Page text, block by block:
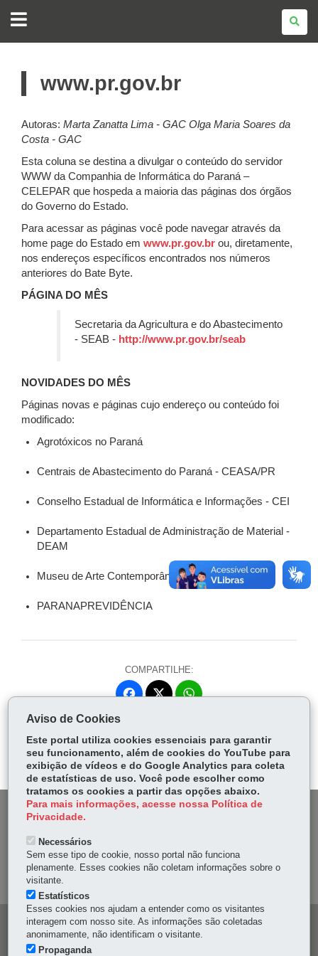
www.pr.gov.br
Autoras: Marta Zanatta Lima - GAC Olga Maria Soares da
Costa - GAC
Esta coluna se destina a divulgar o conteúdo do servidor
WWW da Companhia de Informática do Paraná –
CELEPAR que hospeda a maioria das páginas dos órgãos
do Governo do Estado.
Para acessar as páginas você pode navegar através da
home page do Estado em www.pr.gov.br ou, diretamente,
nos endereços específicos encontrados nos números
anteriores do Bate Byte.
PÁGINA DO MÊS
Secretaria da Agricultura e do Abastecimento
- SEAB - http://www.pr.gov.br/seab
NOVIDADES DO MÊS
Páginas novas e páginas cujo endereço ou conteúdo foi
modificado:
Agrotóxicos no Paraná
Centrais de Abastecimento do Paraná - CEASA/PR
Conselho Estadual de Informática e Informações - CEI
Departamento Estadual de Administração de Material -
DEAM
Museu de Arte Contemporânea - MAC
PARANAPREVIDÊNCIA
COMPARTILHE:
Fa
ok
itt
er
W
Ap
p
DENUNCIE CORRUPÇÃO
OUVIDORIA
Navegação
Aviso de Cookies
Este portal utiliza cookies essenciais para garantir
seu funcionamento, além de cookies do YouTube para
exibição de vídeos e do Google Analytics para coleta
de estatísticas de uso. Você pode escolher como
tratamos os cookies a partir das opções abaixo.
Para mais informações, acesse nossa Política de
Privacidade.
Necessários
Sem esse tipo de cookie, nosso portal não funciona
plenamente. Esses cookies não coletam informações sobre o
visitante.
Estatísticos
Esses cookies nos ajudam a entender como os visitantes
interagem com nosso site. As informações são coletadas
anonimamente, não identificam o visitante.
Propaganda